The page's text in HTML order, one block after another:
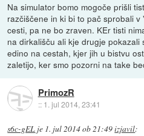
Na simulator bomo mogoče prišli
razčiščene in ki bi to pač sprobali
cesti, pa ne bo zraven. KEr tisti
na dirkališču ali kje drugje
edino na cestah, kjer jih u bistvu
zaletijo, ker smo pozorni na take
PrimozR
:: 1. jul 2014, 23:41
s6c-gEL je 1. jul 2014 ob 21:49izjavil: